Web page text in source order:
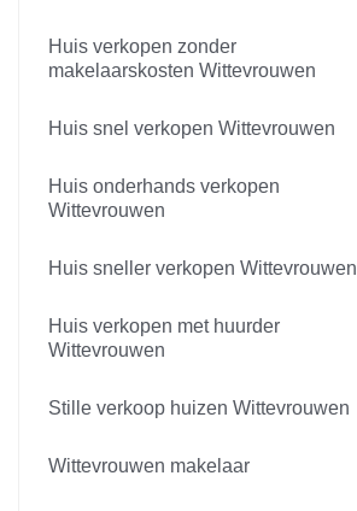
Huis verkopen zonder
makelaarskosten Wittevrouwen
Huis snel verkopen Wittevrouwen
Huis onderhands verkopen
Wittevrouwen
Huis sneller verkopen Wittevrouwen
Huis verkopen met huurder
Wittevrouwen
Stille verkoop huizen Wittevrouwen
Wittevrouwen makelaar